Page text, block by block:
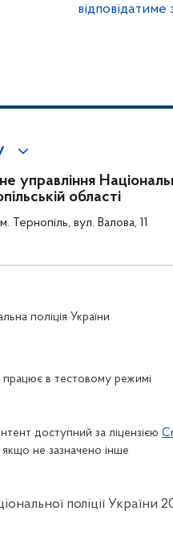
відповідатиме
управління
області
Тернопіль, вул. Валова, 11
поліція України
в тестовому режимі
доступний за ліцензією
якщо не зазначено інше
поліції України